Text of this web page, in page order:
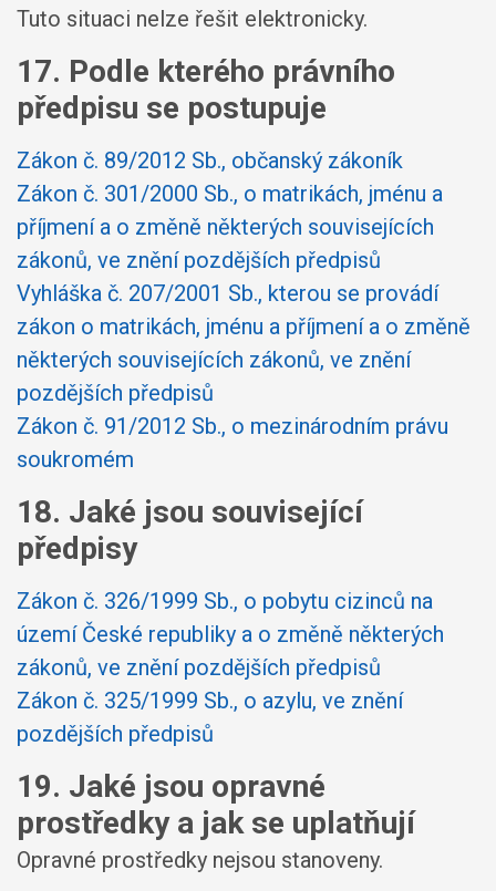
Tuto situaci nelze řešit elektronicky.
17. Podle kterého právního
předpisu se postupuje
Zákon č. 89/2012 Sb., občanský zákoník
Zákon č. 301/2000 Sb., o matrikách, jménu a
příjmení a o změně některých souvisejících
zákonů, ve znění pozdějších předpisů
Vyhláška č. 207/2001 Sb., kterou se provádí
zákon o matrikách, jménu a příjmení a o změně
některých souvisejících zákonů, ve znění
pozdějších předpisů
Zákon č. 91/2012 Sb., o mezinárodním právu
soukromém
18. Jaké jsou související
předpisy
Zákon č. 326/1999 Sb., o pobytu cizinců na
území České republiky a o změně některých
zákonů, ve znění pozdějších předpisů
Zákon č. 325/1999 Sb., o azylu, ve znění
pozdějších předpisů
19. Jaké jsou opravné
prostředky a jak se uplatňují
Opravné prostředky nejsou stanoveny.